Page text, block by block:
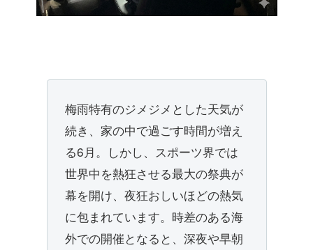
梅雨特有のジメジメとした天気が
続き、家の中で過ごす時間が増え
る6月。しかし、スポーツ界では
世界中を熱狂させる最大の祭典が
幕を開け、夜狂おしいほどの熱気
に包まれています。時差のある海
外での開催となると、深夜や早朝